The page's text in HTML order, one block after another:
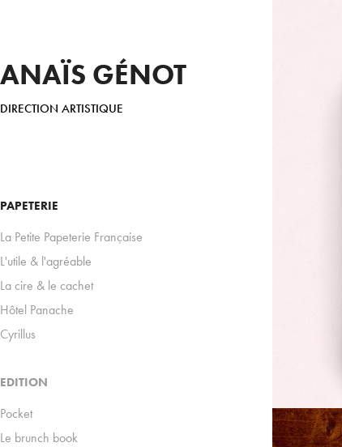
ANAÏS GÉNOT
DIRECTION ARTISTIQUE
PAPETERIE
La Petite Papeterie Française
L'utile & l'agréable
La cire & le cachet
Hôtel Panache
Cyrillus
EDITION
Pocket
Le brunch book